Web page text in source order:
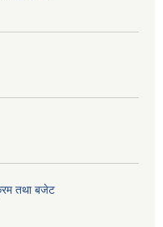
तथा बजेट